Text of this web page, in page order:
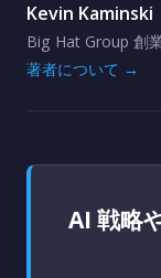
Kevin Kaminski
Big Hat Group 創
著者について →
AI 戦略